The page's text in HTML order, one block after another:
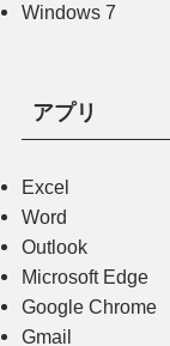
Windows 7
アプリ
Excel
Word
Outlook
Microsoft Edge
Google Chrome
Gmail